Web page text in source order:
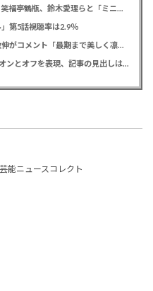
松平健 「ミニオンズ＆モンスターズ」笑福亭鶴瓶、鈴木愛理らと「ミニおんど」披露も「サンバの方が楽」と本音
第5話視聴率は2.9％
寿美花代さん死去 息子の高嶋政宏・政伸がコメント「最期まで美しく凛とした表情」「最期の最期まで大女優」「
SixTONES 田中樹 初の単独CM出演でオンとオフを表現、記事の見出しは「“いい男の休日”にしてください」とアピール
能ニュースコレクト